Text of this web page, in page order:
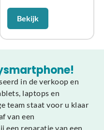
Bekijk
in de verkoop en
laptops en
team staat voor u klaar
van een
een reparatie van een